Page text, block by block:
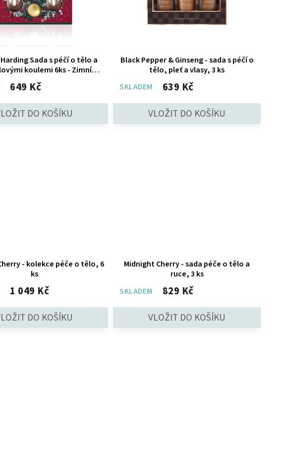
Sada s péčí o tělo a
koulemi 6ks - Zimní
království
649 Kč
Black Pepper & Ginseng - sada s péčí o
tělo, pleť a vlasy, 3 ks
SKLADEM
639 Kč
- kolekce péče o tělo, 6
ks
1 049 Kč
Midnight Cherry - sada péče o tělo a
ruce, 3 ks
SKLADEM
829 Kč